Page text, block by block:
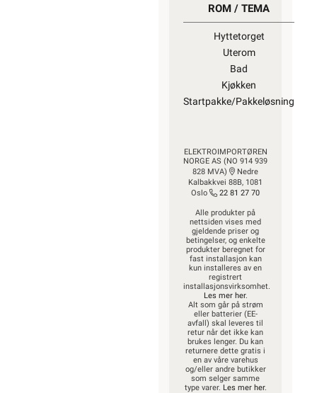
ROM / TEMA
Hyttetorget
Uterom
Bad
Kjøkken
Startpakke/Pakkeløsning
ELEKTROIMPORTØREN
NORGE AS (NO 914 939
828 MVA)
Nedre
Kalbakkvei 88B, 1081
Oslo
22 81 27 70
Alle produkter på
nettsiden vises med
gjeldende priser og
betingelser, og enkelte
produkter beregnet for
fast installasjon kan
kun installeres av en
registrert
installasjonsvirksomhet.
Les mer her.
Alt som går på strøm
eller batterier (EE-
avfall) skal leveres til
retur når det ikke kan
brukes lenger. Du kan
returnere dette gratis i
en av våre varehus
og/eller andre butikker
som selger samme
type varer. Les mer her.